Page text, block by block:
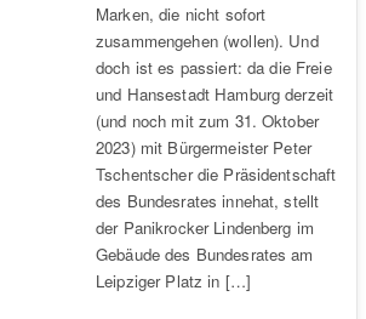
Marken, die nicht sofort
zusammengehen (wollen). Und
doch ist es passiert: da die Freie
und Hansestadt Hamburg derzeit
(und noch mit zum 31. Oktober
2023) mit Bürgermeister Peter
Tschentscher die Präsidentschaft
des Bundesrates innehat, stellt
der Panikrocker Lindenberg im
Gebäude des Bundesrates am
Leipziger Platz in […]